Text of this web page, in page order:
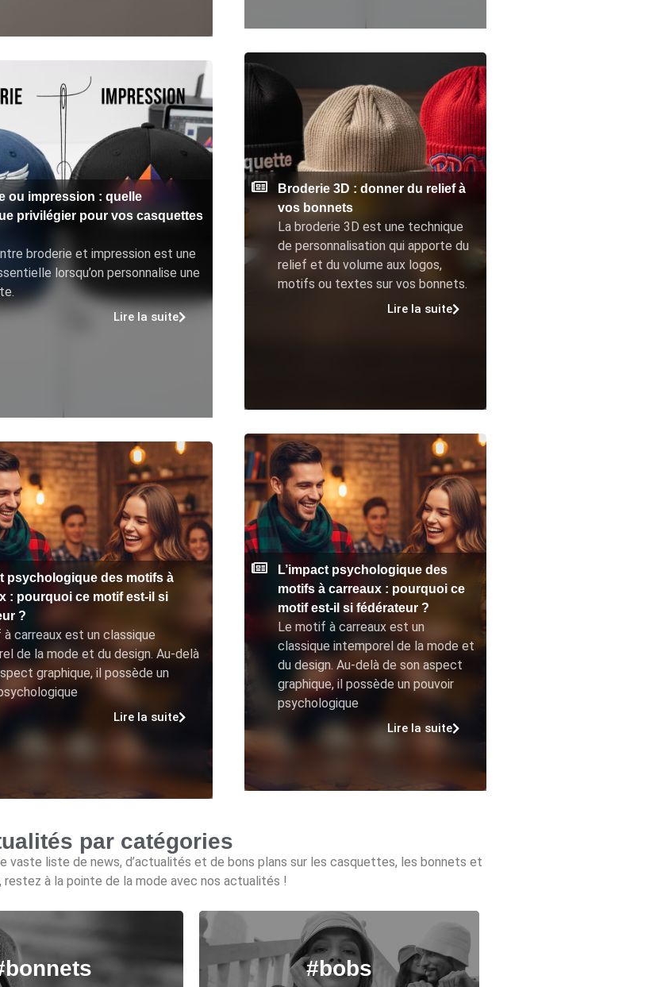
ou impression : quelle
privilégier pour vos casquettes
broderie et impression est une
lorsqu’on personnalise une
Lire la suite
psychologique des motifs à
: pourquoi ce motif est-il si
?
carreaux est un classique
de la mode et du design. Au-delà
graphique, il possède un
Lire la suite
Broderie 3D : donner du relief à
vos bonnets
La broderie 3D est une technique
de personnalisation qui apporte du
relief et du volume aux logos,
motifs ou textes sur vos bonnets.
Lire la suite
L’impact psychologique des
motifs à carreaux : pourquoi ce
motif est-il si fédérateur ?
Le motif à carreaux est un
classique intemporel de la mode et
du design. Au-delà de son aspect
graphique, il possède un pouvoir
psychologique
Lire la suite
par catégories
vaste liste de news, d’actualités et de bons plans sur les casquettes, les bonnets et
à la pointe de la mode avec nos actualités !
#bobs